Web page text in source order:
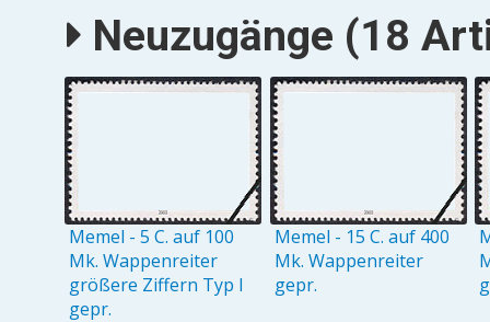
Neuzugänge (18
Memel - 5 C. auf 100
Mk. Wappenreiter
größere Ziffern Typ I
gepr.
Memel - 15 C. auf 400
Mk. Wappenreiter
gepr.